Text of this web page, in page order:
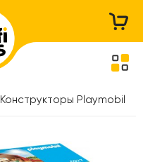
Конструкторы Playmobil